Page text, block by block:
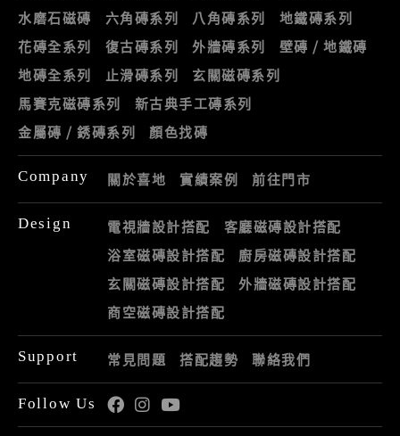
水磨石磁磚
六角磚系列 八角磚系列
地鐵磚系列
花磚全系列
復古磚系列 外牆磚系列
壁磚 / 地鐵磚
地磚全系列
止滑磚系列
玄關磁磚系列
馬賽克磁磚系列
新古典手工磚系列
金屬磚 / 銹磚系列
顏色找磚
Company 關於喜地 實績案例 前往門市
Design 電視牆設計搭配
客廳磁磚設計搭配
浴室磁磚設計搭配
廚房磁磚設計搭配
玄關磁磚設計搭配
外牆磁磚設計搭配
商空磁磚設計搭配
Support 常見問題 搭配趨勢 聯絡我們
Follow Us